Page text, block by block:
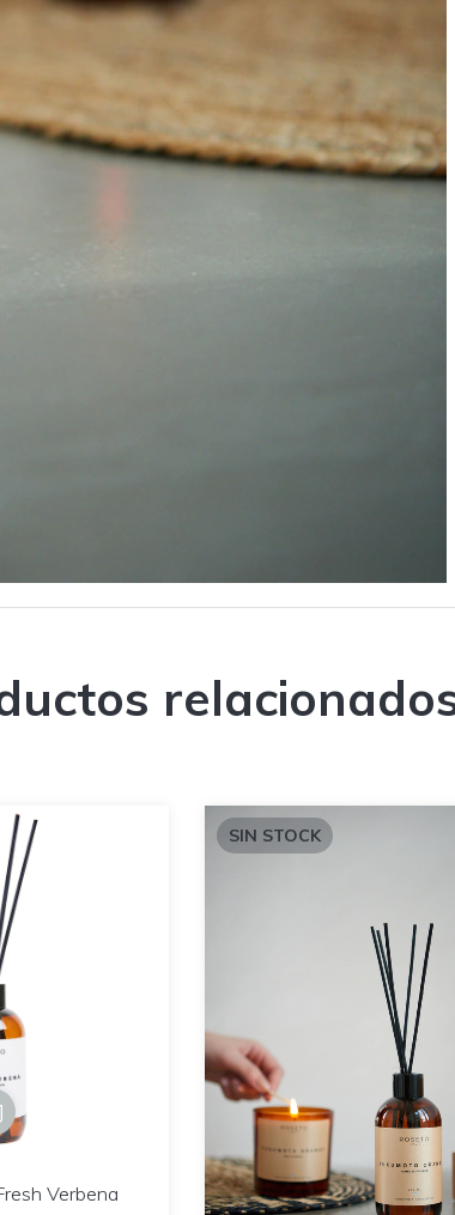
Verbena
SIN STOCK